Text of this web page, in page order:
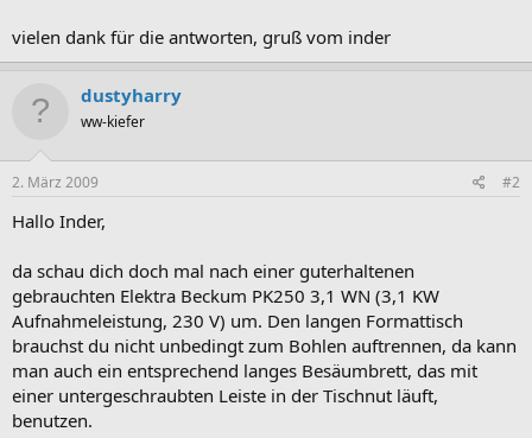
vielen dank für die antworten, gruß vom inder
dustyharry
ww-kiefer
2. März 2009 #2
Hallo Inder,
da schau dich doch mal nach einer guterhaltenen
gebrauchten Elektra Beckum PK250 3,1 WN (3,1 KW
Aufnahmeleistung, 230 V) um. Den langen Formattisch
brauchst du nicht unbedingt zum Bohlen auftrennen, da kann
man auch ein entsprechend langes Besäumbrett, das mit
einer untergeschraubten Leiste in der Tischnut läuft,
benutzen.